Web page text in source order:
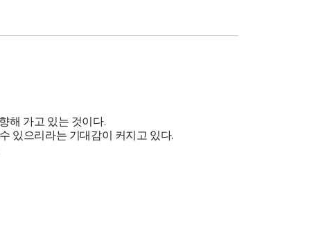
해 가고 있는 것이다.
있으리라는 기대감이 커지고 있다.